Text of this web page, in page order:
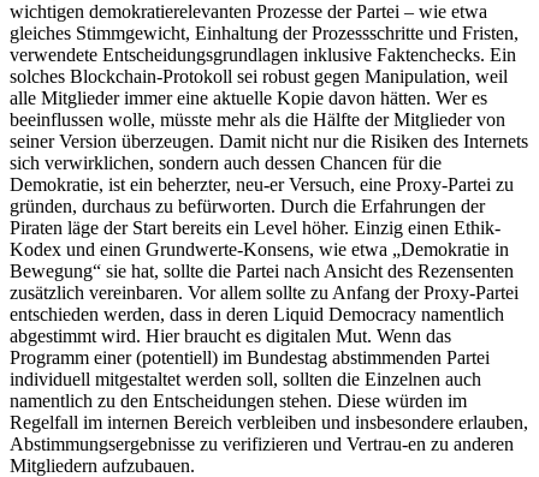
wichtigen demokratierelevanten Prozesse der Partei – wie etwa
gleiches Stimmgewicht, Einhaltung der Prozessschritte und Fristen,
verwendete Entscheidungsgrundlagen inklusive Faktenchecks. Ein
solches Blockchain-Protokoll sei robust gegen Manipulation, weil
alle Mitglieder immer eine aktuelle Kopie davon hätten. Wer es
beeinflussen wolle, müsste mehr als die Hälfte der Mitglieder von
seiner Version überzeugen. Damit nicht nur die Risiken des Internets
sich verwirklichen, sondern auch dessen Chancen für die
Demokratie, ist ein beherzter, neu-er Versuch, eine Proxy-Partei zu
gründen, durchaus zu befürworten. Durch die Erfahrungen der
Piraten läge der Start bereits ein Level höher. Einzig einen Ethik-
Kodex und einen Grundwerte-Konsens, wie etwa „Demokratie in
Bewegung“ sie hat, sollte die Partei nach Ansicht des Rezensenten
zusätzlich vereinbaren. Vor allem sollte zu Anfang der Proxy-Partei
entschieden werden, dass in deren Liquid Democracy namentlich
abgestimmt wird. Hier braucht es digitalen Mut. Wenn das
Programm einer (potentiell) im Bundestag abstimmenden Partei
individuell mitgestaltet werden soll, sollten die Einzelnen auch
namentlich zu den Entscheidungen stehen. Diese würden im
Regelfall im internen Bereich verbleiben und insbesondere erlauben,
Abstimmungsergebnisse zu verifizieren und Vertrau-en zu anderen
Mitgliedern aufzubauen.